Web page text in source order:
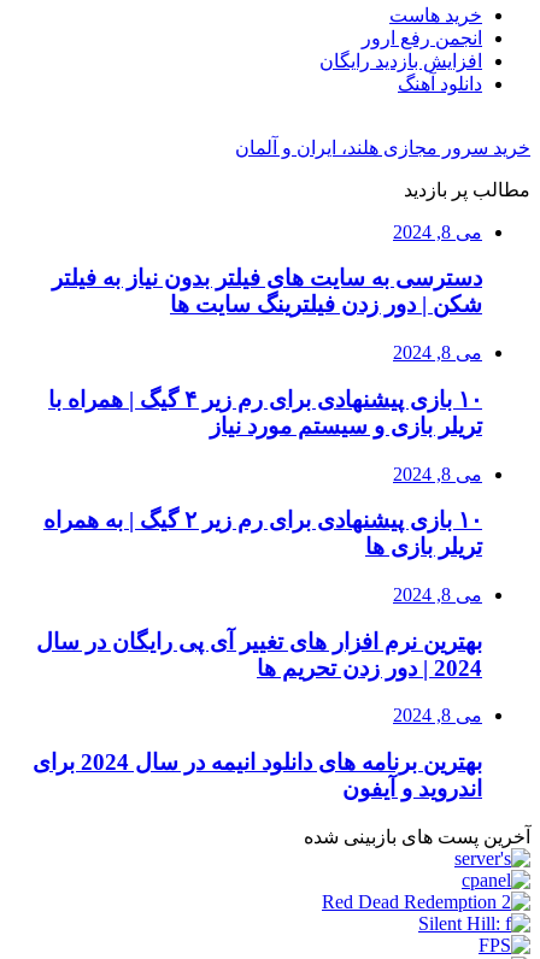
خرید هاست
انجمن رفع ارور
افزایش بازدید رایگان
دانلود آهنگ
خرید سرور مجازی هلند، ایران و آلمان
مطالب پر بازدید
می 8, 2024
دسترسی به سایت های فیلتر بدون نیاز به فیلتر
شکن | دور زدن فیلترینگ سایت ها
می 8, 2024
۱۰ بازی پیشنهادی برای رم زیر ۴ گیگ | همراه با
تریلر بازی و سیستم مورد نیاز
می 8, 2024
۱۰ بازی پیشنهادی برای رم زیر ۲ گیگ | به همراه
تریلر بازی ها
می 8, 2024
بهترین نرم افزار های تغییر آی پی رایگان در سال
2024 | دور زدن تحریم ها
می 8, 2024
بهترین برنامه های دانلود انیمه در سال 2024 برای
اندروید و آیفون
آخرین پست های بازبینی شده